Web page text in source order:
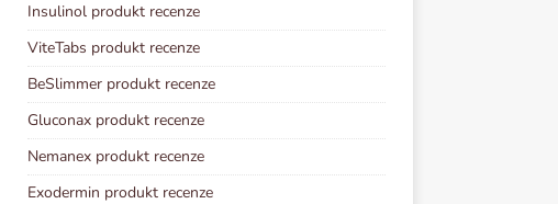
Insulinol produkt recenze
ViteTabs produkt recenze
BeSlimmer produkt recenze
Gluconax produkt recenze
Nemanex produkt recenze
Exodermin produkt recenze